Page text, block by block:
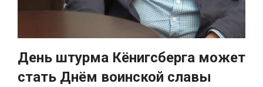
День штурма Кёнигсберга может
стать Днём воинской славы